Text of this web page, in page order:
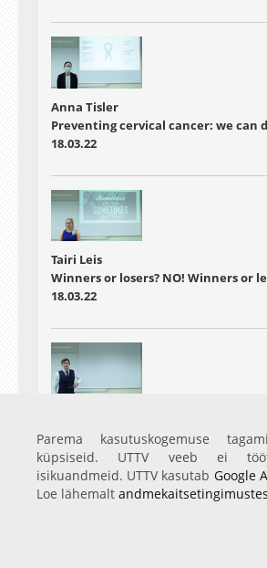
Anna Tisler
Preventing cervical cancer: we can
18.03.22
Tairi Leis
Winners or losers? NO! Winners or
18.03.22
Ping-pong hydrogen
18.03.22
Parema kasutuskogemuse
küpsiseid. UTTV veeb ei
isikuandmeid. UTTV kasutab Google
Loe lähemalt